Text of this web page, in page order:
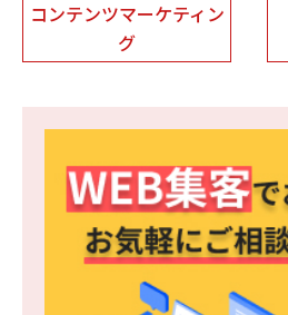
コンテンツマーケティン
グ